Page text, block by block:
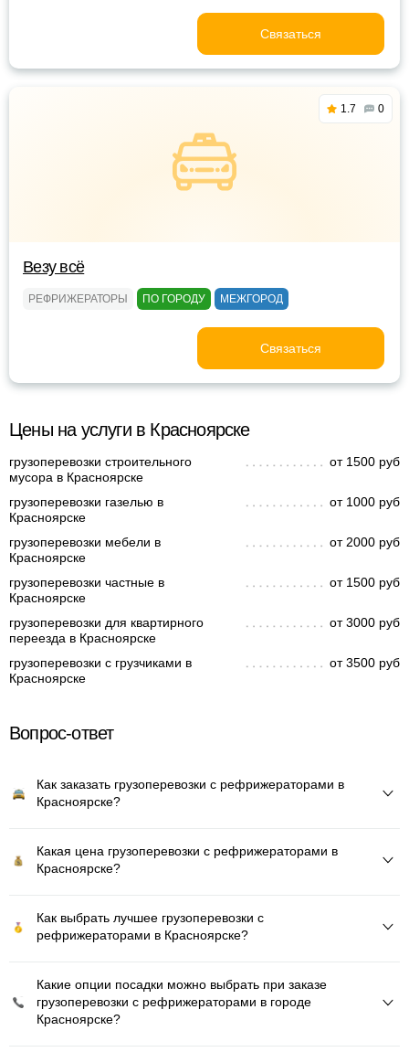
Связаться
1.7 0
Везу всё
РЕФРИЖЕРАТОРЫ ПО ГОРОДУ МЕЖГОРОД
Связаться
Цены на услуги в Красноярске
грузоперевозки строительного
мусора в Красноярске
от 1500 руб
грузоперевозки газелью в
Красноярске
от 1000 руб
грузоперевозки мебели в
Красноярске
от 2000 руб
грузоперевозки частные в
Красноярске
от 1500 руб
грузоперевозки для квартирного
переезда в Красноярске
от 3000 руб
грузоперевозки с грузчиками в
Красноярске
от 3500 руб
Вопрос-ответ
Как заказать грузоперевозки с рефрижераторами в
Красноярске?
Какая цена грузоперевозки с рефрижераторами в
Красноярске?
Как выбрать лучшее грузоперевозки с
рефрижераторами в Красноярске?
Какие опции посадки можно выбрать при заказе
грузоперевозки с рефрижераторами в городе
Красноярске?